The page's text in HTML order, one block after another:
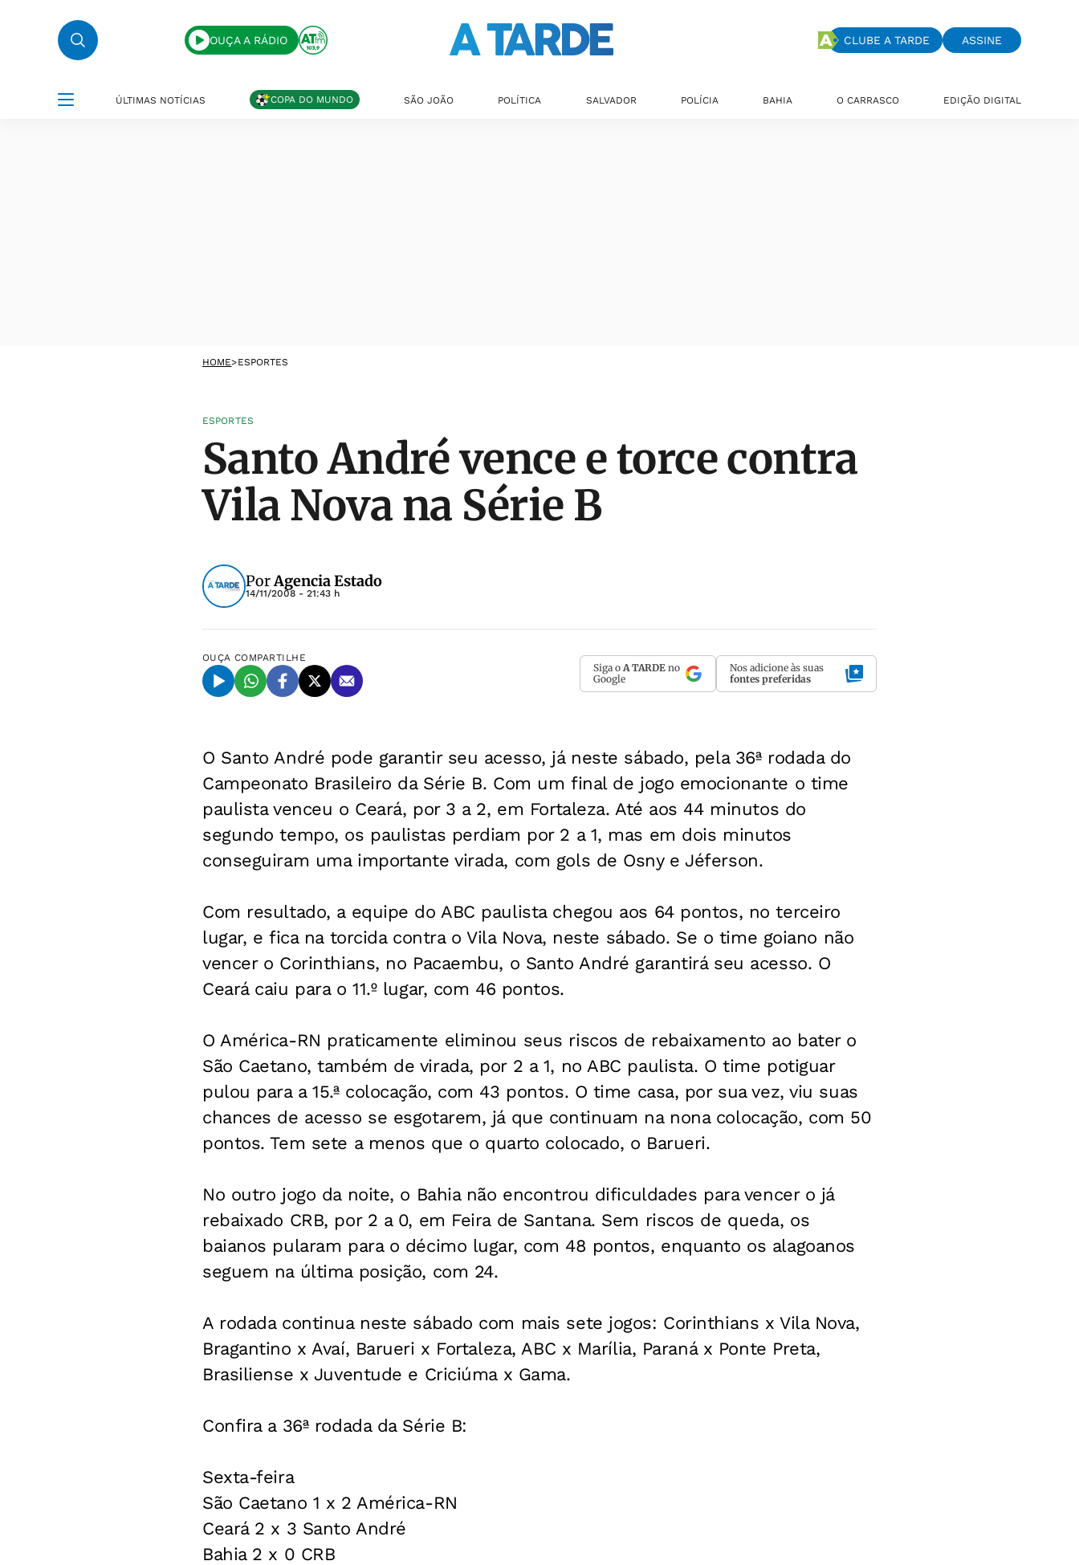
OUÇA A RÁDIO CLUBE A TARDE ASSINE
ÚLTIMAS NOTÍCIAS COPA DO MUNDO SÃO JOÃO POLÍTICA SALVADOR POLÍCIA BAHIA O CARRASCO EDIÇÃO DIGITAL
HOME>ESPORTES
ESPORTES
Santo André vence e torce contra
Vila Nova na Série B
PorAgencia Estado
14/11/2008 - 21:43 h
OUÇA COMPARTILHE
Siga o A TARDE no
Google
Nos adicione às suas
fontes preferidas
O Santo André pode garantir seu acesso, já neste sábado, pela 36ª rodada do
Campeonato Brasileiro da Série B. Com um final de jogo emocionante o time
paulista venceu o Ceará, por 3 a 2, em Fortaleza. Até aos 44 minutos do
segundo tempo, os paulistas perdiam por 2 a 1, mas em dois minutos
conseguiram uma importante virada, com gols de Osny e Jéferson.
Com resultado, a equipe do ABC paulista chegou aos 64 pontos, no terceiro
lugar, e fica na torcida contra o Vila Nova, neste sábado. Se o time goiano não
vencer o Corinthians, no Pacaembu, o Santo André garantirá seu acesso. O
Ceará caiu para o 11.º lugar, com 46 pontos.
O América-RN praticamente eliminou seus riscos de rebaixamento ao bater o
São Caetano, também de virada, por 2 a 1, no ABC paulista. O time potiguar
pulou para a 15.ª colocação, com 43 pontos. O time casa, por sua vez, viu suas
chances de acesso se esgotarem, já que continuam na nona colocação, com 50
pontos. Tem sete a menos que o quarto colocado, o Barueri.
No outro jogo da noite, o Bahia não encontrou dificuldades para vencer o já
rebaixado CRB, por 2 a 0, em Feira de Santana. Sem riscos de queda, os
baianos pularam para o décimo lugar, com 48 pontos, enquanto os alagoanos
seguem na última posição, com 24.
A rodada continua neste sábado com mais sete jogos: Corinthians x Vila Nova,
Bragantino x Avaí, Barueri x Fortaleza, ABC x Marília, Paraná x Ponte Preta,
Brasiliense x Juventude e Criciúma x Gama.
Confira a 36ª rodada da Série B:
Sexta-feira
São Caetano 1 x 2 América-RN
Ceará 2 x 3 Santo André
Bahia 2 x 0 CRB